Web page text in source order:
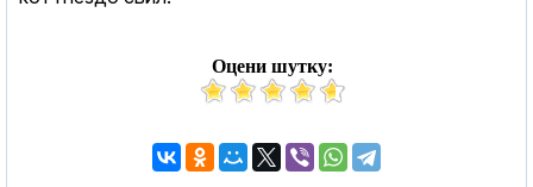
Оцени шутку: